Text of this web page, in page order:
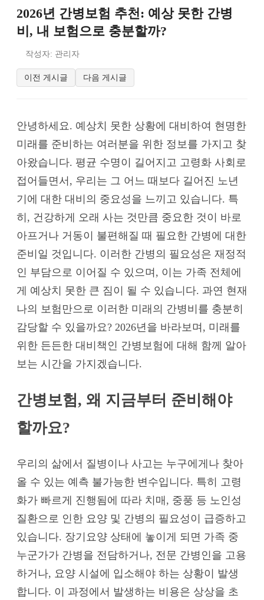
2026년 간병보험 추천: 예상 못한 간병
비, 내 보험으로 충분할까?
작성자: 관리자
이전 게시글 다음 게시글
안녕하세요. 예상치 못한 상황에 대비하여 현명한
미래를 준비하는 여러분을 위한 정보를 가지고 찾
아왔습니다. 평균 수명이 길어지고 고령화 사회로
접어들면서, 우리는 그 어느 때보다 길어진 노년
기에 대한 대비의 중요성을 느끼고 있습니다. 특
히, 건강하게 오래 사는 것만큼 중요한 것이 바로
아프거나 거동이 불편해질 때 필요한 간병에 대한
준비일 것입니다. 이러한 간병의 필요성은 재정적
인 부담으로 이어질 수 있으며, 이는 가족 전체에
게 예상치 못한 큰 짐이 될 수 있습니다. 과연 현재
나의 보험만으로 이러한 미래의 간병비를 충분히
감당할 수 있을까요? 2026년을 바라보며, 미래를
위한 든든한 대비책인 간병보험에 대해 함께 알아
보는 시간을 가지겠습니다.
간병보험, 왜 지금부터 준비해야
할까요?
우리의 삶에서 질병이나 사고는 누구에게나 찾아
올 수 있는 예측 불가능한 변수입니다. 특히 고령
화가 빠르게 진행됨에 따라 치매, 중풍 등 노인성
질환으로 인한 요양 및 간병의 필요성이 급증하고
있습니다. 장기요양 상태에 놓이게 되면 가족 중
누군가가 간병을 전담하거나, 전문 간병인을 고용
하거나, 요양 시설에 입소해야 하는 상황이 발생
합니다. 이 과정에서 발생하는 비용은 상상을 초